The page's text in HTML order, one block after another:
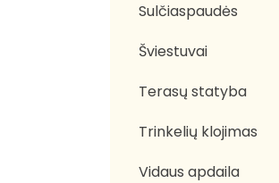
Sulčiaspaudės
Šviestuvai
Terasų statyba
Trinkelių klojimas
Vidaus apdaila